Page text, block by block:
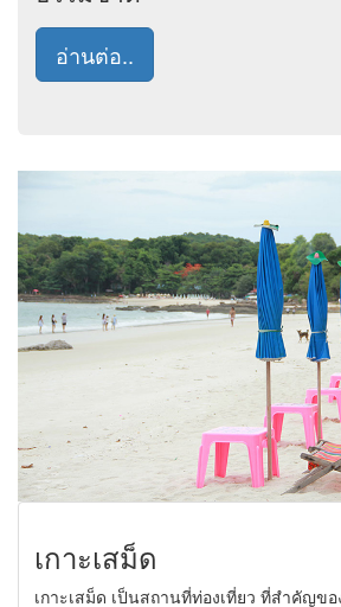
อ่านต่อ..
เกาะเสม็ด
เกาะเสม็ด เป็นสถานที่ท่องเที่ยว ที่สำคัญข